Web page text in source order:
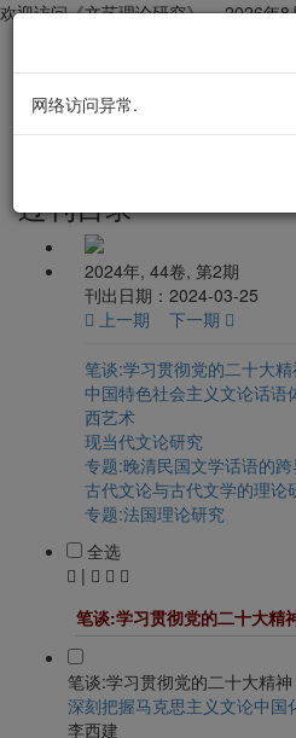
网络访问异常.
欢迎访问《文艺理论研究》，2026年8
文艺理论研究
过刊目录
2024年, 44卷, 第2期
刊出日期：2024-03-25
上一期
下一期
笔谈:学习贯彻党的二十大精
中国特色社会主义文论话语
西艺术
现当代文论研究
专题:晚清民国文学话语的
古代文论与古代文学的理论
专题:法国理论研究
全选
|
笔谈:学习贯彻党的二十大精
笔谈:学习贯彻党的二十大精神
深刻把握马克思主义文论中国
李西建